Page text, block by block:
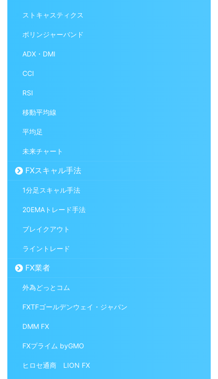
ストキャスティクス
ボリンジャーバンド
ADX・DMI
CCI
RSI
移動平均線
平均足
未来チャート
FXスキャル手法
1分足スキャル手法
20EMAトレード手法
ブレイクアウト
ライントレード
FX業者
外為どっとコム
FXTFゴールデンウェイ・ジャパン
DMM FX
FXプライム byGMO
ヒロセ通商 LION FX